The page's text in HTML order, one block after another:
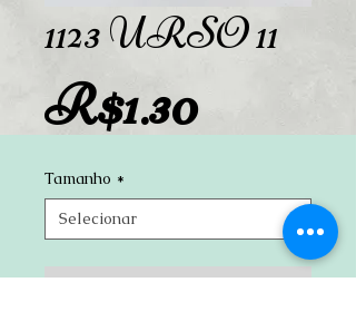
1123 URSO 11
R$1.30Preço
Tamanho *